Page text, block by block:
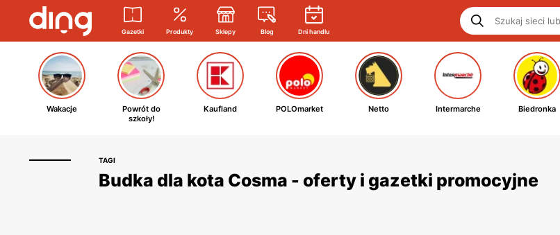
Gazetki Produkty Sklepy Blog Dni handlu
Wakacje
Powrót do
szkoły!
Kaufland POLOmarket Netto Intermarche Biedronka
TAGI
Budka dla kota Cosma - oferty i gazetki promocyjne